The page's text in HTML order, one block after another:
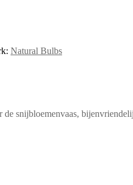
Natural Bulbs
snijbloemenvaas,